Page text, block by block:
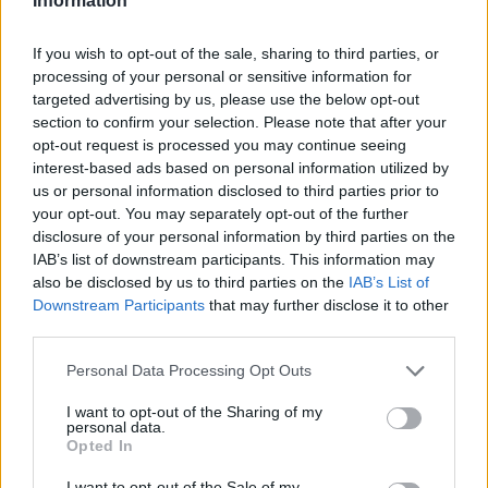
If you wish to opt-out of the sale, sharing to third parties, or
processing of your personal or sensitive information for
targeted advertising by us, please use the below opt-out
section to confirm your selection. Please note that after your
opt-out request is processed you may continue seeing
interest-based ads based on personal information utilized by
us or personal information disclosed to third parties prior to
your opt-out. You may separately opt-out of the further
disclosure of your personal information by third parties on the
IAB’s list of downstream participants. This information may
also be disclosed by us to third parties on the IAB’s List of
Downstream Participants that may further disclose it to other
Please note that this website/app uses one or more Google
not limited to your visit or usage behaviour. You may click to
grant or deny consent to Google and its third-party tags to
use your data for below specified purposes in below Google
consent section.
Personal Data Processing Opt Outs
I want to opt-out of the Sharing of my
personal data.
Opted In
Augusztus 10-én késő este kezdik a tervezett munkálatokat,
amit a következő két és fél napban szeretnének...
JNSZ megyei hírek
2026.08.07. Kiss Lajos
Problémák egész Jász-Nagykun-Szolnok